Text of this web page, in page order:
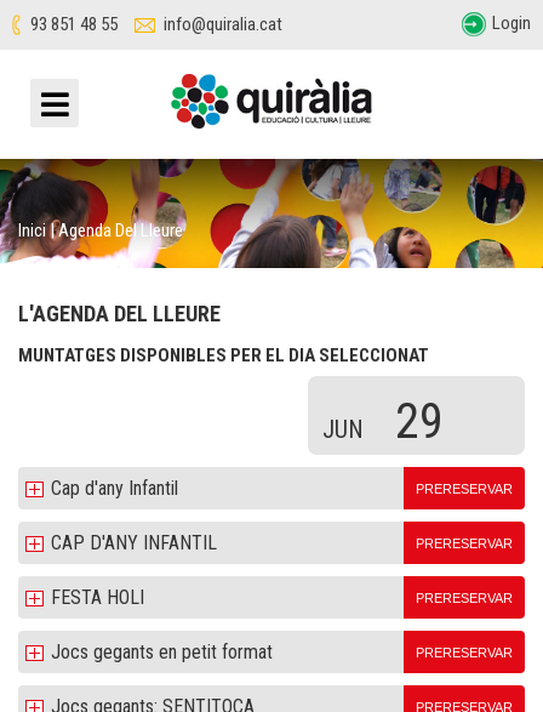
93 851 48 55 info@quiralia.cat Login
Inici|Agenda Del Lleure
L'AGENDA DEL LLEURE
MUNTATGES DISPONIBLES PER EL DIA SELECCIONAT
JUN 29
Cap d'any Infantil PRERESERVAR
CAP D'ANY INFANTIL PRERESERVAR
FESTA HOLI PRERESERVAR
Jocs gegants en petit format PRERESERVAR
Jocs gegants: SENTITOCA PRERESERVAR